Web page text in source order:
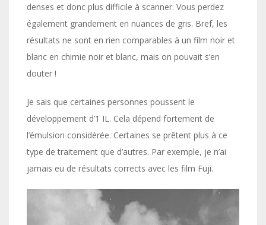
denses et donc plus difficile à scanner. Vous perdez
également grandement en nuances de gris. Bref, les
résultats ne sont en rien comparables à un film noir et
blanc en chimie noir et blanc, mais on pouvait s’en
douter !
Je sais que certaines personnes poussent le
développement d’1 IL. Cela dépend fortement de
l’émulsion considérée. Certaines se prêtent plus à ce
type de traitement que d’autres. Par exemple, je n’ai
jamais eu de résultats corrects avec les film Fuji.